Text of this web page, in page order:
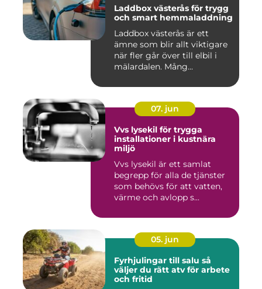
Laddbox västerås för trygg
och smart hemmaladdning
Laddbox västerås är ett
ämne som blir allt viktigare
när fler går över till elbil i
mälardalen. Mång...
07. jun
Vvs lysekil för trygga
installationer i kustnära
miljö
Vvs lysekil är ett samlat
begrepp för alla de tjänster
som behövs för att vatten,
värme och avlopp s...
05. jun
Fyrhjulingar till salu så
väljer du rätt atv för arbete
och fritid